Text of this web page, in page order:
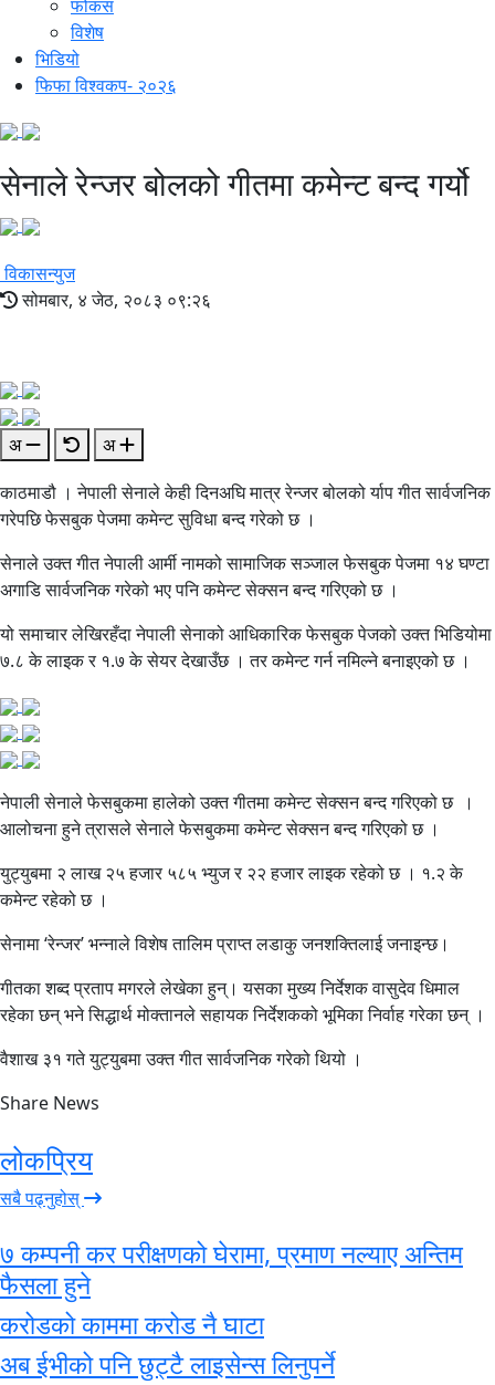
फोकस
विशेष
भिडियो
फिफा विश्वकप- २०२६
सेनाले रेन्जर बोलको गीतमा कमेन्ट बन्द गर्यो
विकासन्युज
सोमबार, ४ जेठ, २०८३ ०९:२६
अ
अ
काठमाडौ । नेपाली सेनाले केही दिनअघि मात्र रेन्जर बोलको र्याप गीत सार्वजनिक
गरेपछि फेसबुक पेजमा कमेन्ट सुविधा बन्द गरेको छ ।
सेनाले उक्त गीत नेपाली आर्मी नामको सामाजिक सञ्जाल फेसबुक पेजमा १४ घण्टा
अगाडि सार्वजनिक गरेको भए पनि कमेन्ट सेक्सन बन्द गरिएको छ ।
यो समाचार लेखिरहँदा नेपाली सेनाको आधिकारिक फेसबुक पेजको उक्त भिडियोमा
७.८ के लाइक र १.७ के सेयर देखाउँछ । तर कमेन्ट गर्न नमिल्ने बनाइएको छ ।
नेपाली सेनाले फेसबुकमा हालेको उक्त गीतमा कमेन्ट सेक्सन बन्द गरिएको छ ।
आलोचना हुने त्रासले सेनाले फेसबुकमा कमेन्ट सेक्सन बन्द गरिएको छ ।
युट्युबमा २ लाख २५ हजार ५८५ भ्युज र २२ हजार लाइक रहेको छ । १.२ के
कमेन्ट रहेको छ ।
सेनामा ‘रेन्जर’ भन्नाले विशेष तालिम प्राप्त लडाकु जनशक्तिलाई जनाइन्छ।
गीतका शब्द प्रताप मगरले लेखेका हुन्। यसका मुख्य निर्देशक वासुदेव धिमाल
रहेका छन् भने सिद्धार्थ मोक्तानले सहायक निर्देशकको भूमिका निर्वाह गरेका छन् ।
वैशाख ३१ गते युट्युबमा उक्त गीत सार्वजनिक गरेको थियो ।
Share News
लोकप्रिय
सबै पढ्नुहोस्
७ कम्पनी कर परीक्षणको घेरामा, प्रमाण नल्याए अन्तिम
फैसला हुने
करोडको काममा करोड नै घाटा
अब ईभीको पनि छुट्टै लाइसेन्स लिनुपर्ने